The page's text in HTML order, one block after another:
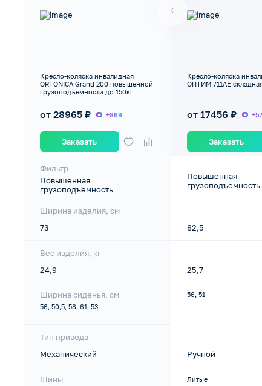
Кресло-коляска инвалидная
ORTONICA Grand 200 повышенной
грузоподъемности до 150кг
от 28965 ₽ +869
Заказать
Фильтр
Повышенная
грузоподъемность
Ширина изделия, см
73
Вес изделия, кг
24,9
Ширина сиденья, см
56, 50,5, 58, 61, 53
Тип привода
Механический
Шины
Кресло-коляска
ОПТИМ 711AE
от 17456 ₽
Заказать
Повышенная
грузоподъемность
82,5
25,7
56, 51
Ручной
Литые